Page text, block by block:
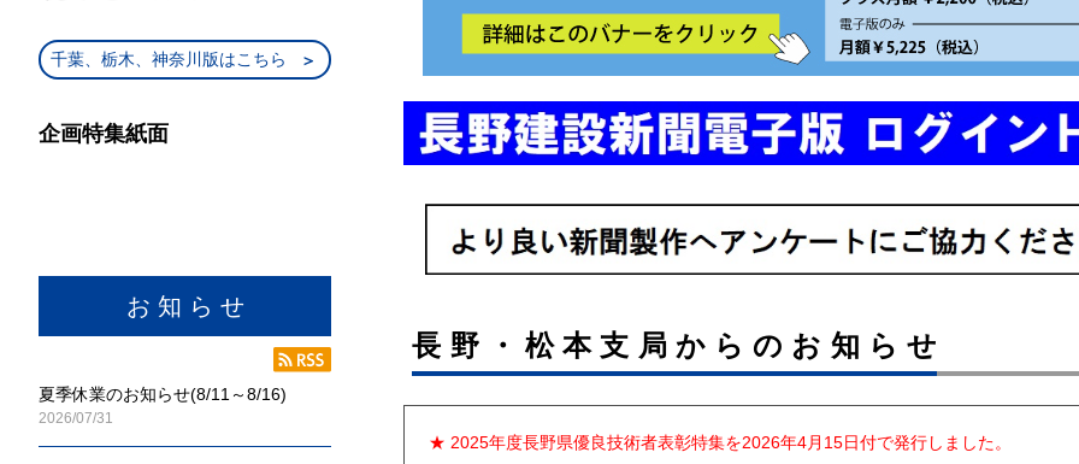
千葉、栃木、神奈川版はこちら
企画特集紙面
お 知 ら せ
夏季休業のお知らせ(8/11～8/16)
2026/07/31
長野・松本支局からのお知らせ
★ 2025年度長野県優良技術者表彰特集を2026年4月15日付で発行しました。